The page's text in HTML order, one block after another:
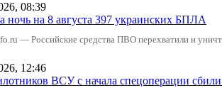
08:39
на 8 августа 397 украинских БПЛА
— Российские средства ПВО перехватили и
12:46
ВСУ с начала спецоперации